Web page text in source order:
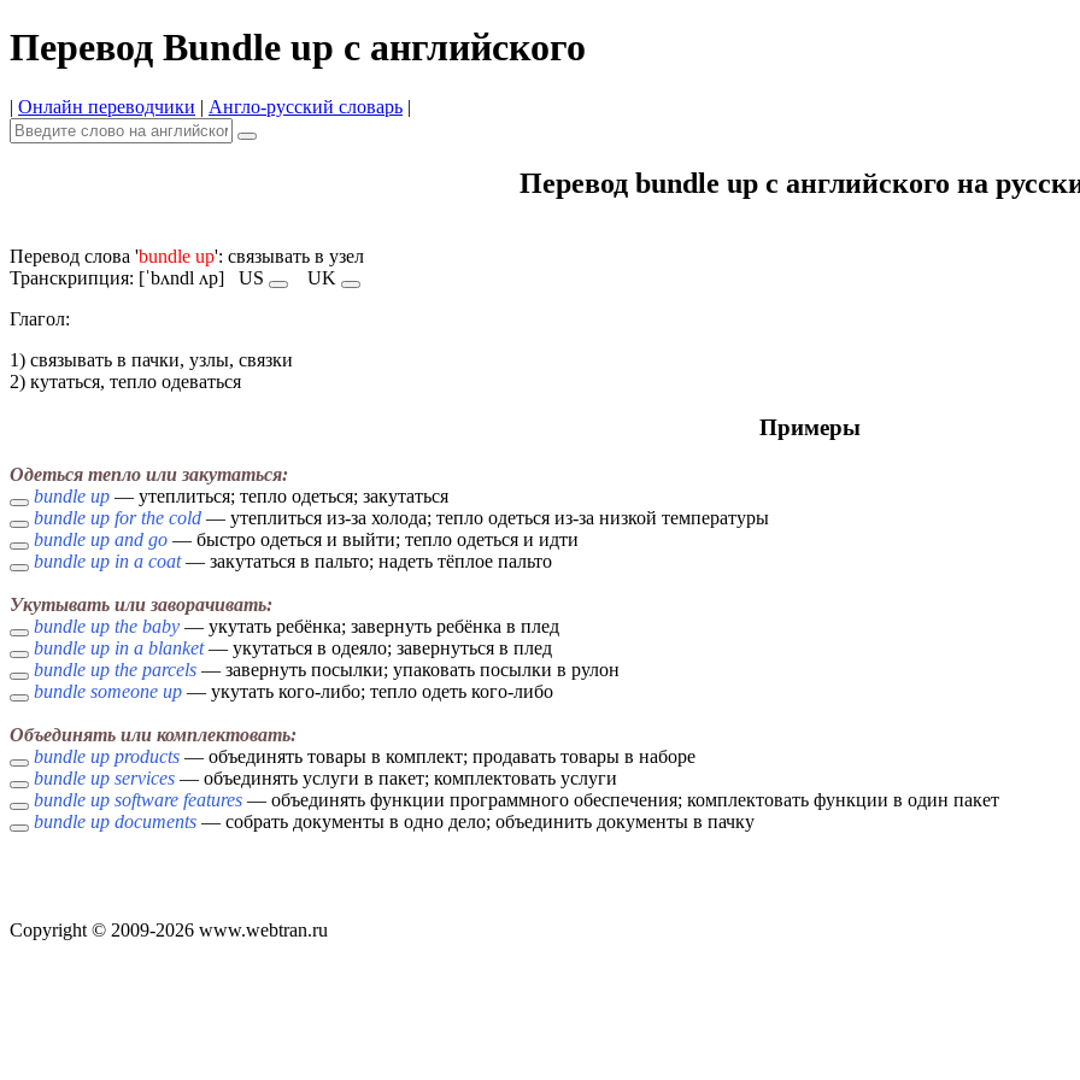
Перевод Bundle up с английского
| Онлайн переводчики | Англо-русский словарь |
Перевод bundle up с английского на
Перевод слова 'bundle up': связывать в узел
Транскрипция: [ˈbʌndl ʌp] US
UK
Глагол:
1) связывать в пачки, узлы, связки
2) кутаться, тепло одеваться
Примеры
Одеться тепло или закутаться:
bundle up — утеплиться; тепло одеться; закутаться
bundle up for the cold — утеплиться из-за холода; тепло одеться из-за низкой температуры
bundle up and go — быстро одеться и выйти; тепло одеться и идти
bundle up in a coat— закутаться в пальто; надеть тёплое пальто
Укутывать или заворачивать:
bundle up the baby — укутать ребёнка; завернуть ребёнка в плед
bundle up in a blanket— укутаться в одеяло; завернуться в плед
bundle up the parcels — завернуть посылки; упаковать посылки в рулон
bundle someone up — укутать кого-либо; тепло одеть кого-либо
Объединять или комплектовать:
bundle up products — объединять товары в комплект; продавать товары в наборе
bundle up services — объединять услуги в пакет; комплектовать услуги
bundle up software features — объединять функции программного обеспечения; комплектовать функции в один пакет
bundle up documents — собрать документы в одно дело; объединить документы в пачку
Copyright © 2009-2026 www.webtran.ru